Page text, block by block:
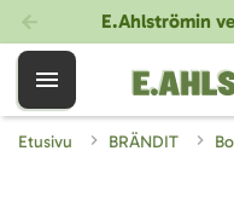
E.Ahlströmin
Etusivu BRÄNDIT